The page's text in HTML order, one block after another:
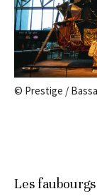
© Prestige /
Les